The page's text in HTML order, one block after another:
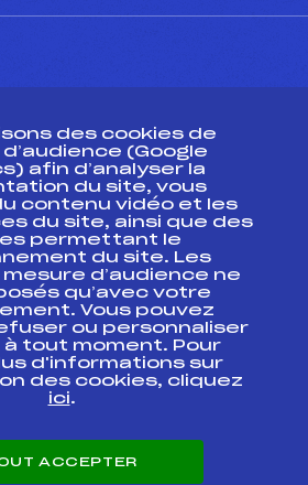
fédéral
fédéral
Formation, Suivi
professionnel
des cookies de
(Google
afin d’analyser la
du site, vous
contenu vidéo et les
du site, ainsi que des
permettant le
du site. Les
d’audience ne
qu’avec votre
Vous pouvez
ou personnaliser
à tout moment. Pour
d'informations sur
des cookies, cliquez
ici.
ACCEPTER